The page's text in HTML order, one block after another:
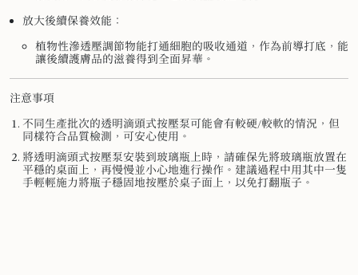
放大後續保養效能：
植物性滲透壓調節物能打通細胞的吸收通道，作為前導打底，能
讓後續護膚品的滋養得到全面昇華。
注意事項
不同生產批次的透明滴頭式按壓泵可能會有較硬/較軟的情況，但
同樣符合品質檢測，可安心使用。
將透明滴頭式按壓泵安裝到玻璃瓶上時，請確保先將玻璃瓶放置在
平穩的桌面上，再慢慢並小心地進行操作。建議過程中用其中一隻
手輕輕施力將瓶子穩固地按壓於桌子面上，以免打翻瓶子。